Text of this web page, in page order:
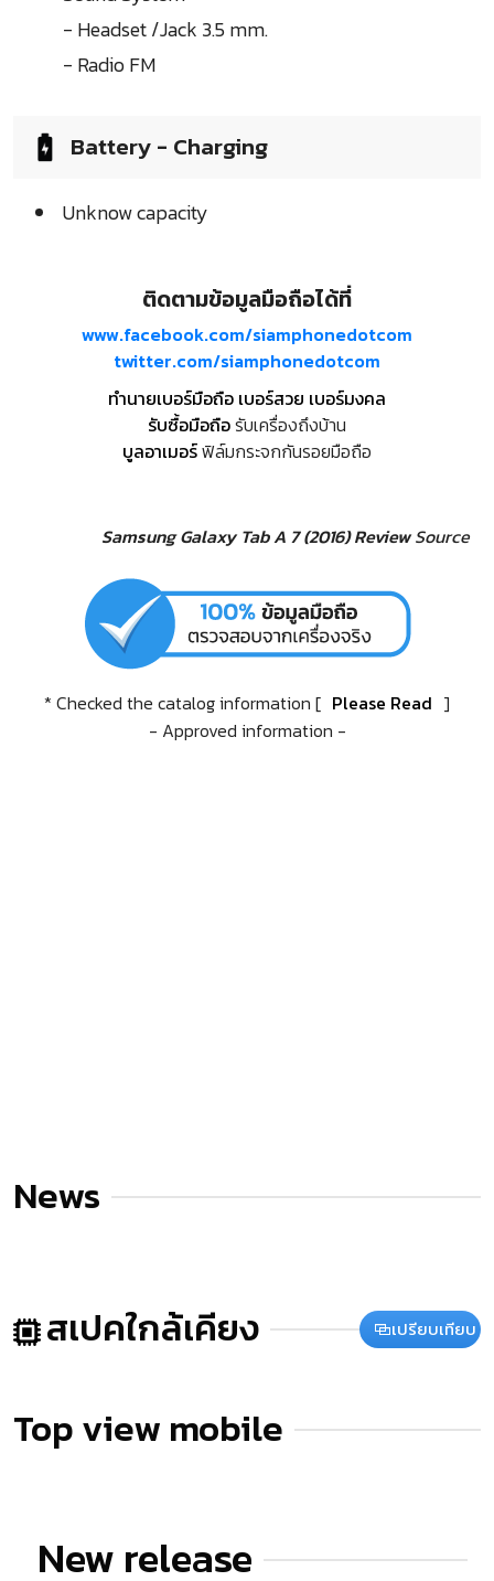
- Headset /Jack 3.5 mm.
- Radio FM
Battery - Charging
Unknow capacity
ติดตามข้อมูลมือถือได้ที่
www.facebook.com/siamphonedotcom
twitter.com/siamphonedotcom
ทำนายเบอร์มือถือ เบอร์สวย เบอร์มงคล
รับซื้อมือถือรับเครื่องถึงบ้าน
บูลอาเมอร์ฟิล์มกระจกกันรอยมือถือ
Samsung Galaxy Tab A 7 (2016) Review Source
* Checked the catalog information [ Please Read ]
- Approved information -
News
สเปคใกล้เคียง เปรียบเทียบ
Top view mobile
New release